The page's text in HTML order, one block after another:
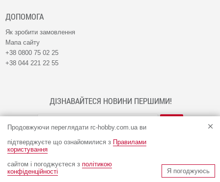
Продовжуючи переглядати rc-hobby.com.ua ви
підтверджуєте що ознайомилися з Правилами
користування
сайтом і погоджуєтеся з політикою
конфіденційності
Я погоджуюсь
ДОПОМОГА
Як зробити замовлення
Мапа сайту
+38 0800 75 02 25
+38 044 221 22 55
ДІЗНАВАЙТЕСЯ НОВИНИ ПЕРШИМИ!
© Інтернет-магазин RC-HOBBY 2009 - 2026